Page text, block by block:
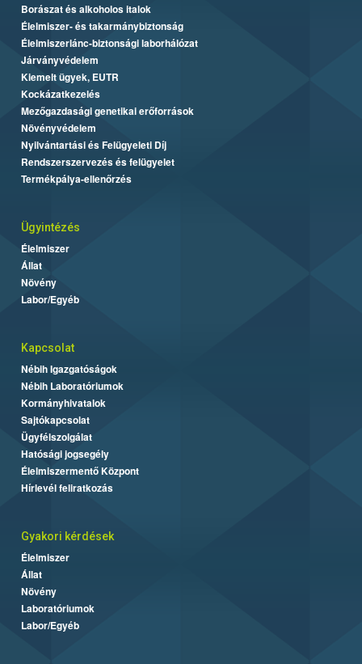
Borászat és alkoholos italok
Élelmiszer- és takarmánybiztonság
Élelmiszerlánc-biztonsági laborhálózat
Járványvédelem
Kiemelt ügyek, EUTR
Kockázatkezelés
Mezőgazdasági genetikai erőforrások
Növényvédelem
Nyilvántartási és Felügyeleti Díj
Rendszerszervezés és felügyelet
Termékpálya-ellenőrzés
Ügyintézés
Élelmiszer
Állat
Növény
Labor/Egyéb
Kapcsolat
Nébih Igazgatóságok
Nébih Laboratóriumok
Kormányhivatalok
Sajtókapcsolat
Ügyfélszolgálat
Hatósági jogsegély
Élelmiszermentő Központ
Hírlevél feliratkozás
Gyakori kérdések
Élelmiszer
Állat
Növény
Laboratóriumok
Labor/Egyéb